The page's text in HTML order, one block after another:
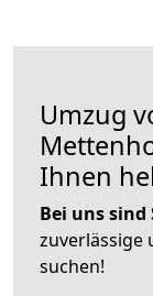
Umzug
Ihnen
Bei uns
zuverlässige
suchen!